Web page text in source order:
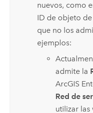
nuevos, como
ID de objeto
que no los
ejemplos:
admite la
ArcGIS
Red de
utilizar las